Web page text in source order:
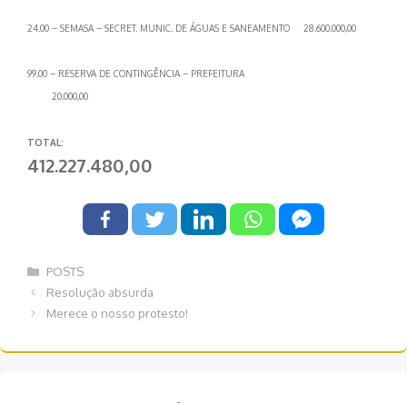
24.00 – SEMASA – SECRET. MUNIC. DE ÁGUAS E SANEAMENTO 28.600.000,00
99.00 – RESERVA DE CONTINGÊNCIA – PREFEITURA
20.000,00
TOTAL:
412.227.480,00
Categorias
POSTS
Navegação
de
Resolução absurda
Merece o nosso protesto!